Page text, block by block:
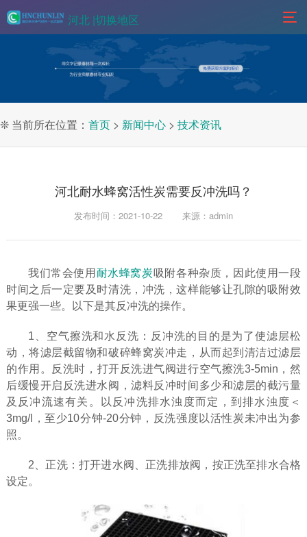
河北 |切换地区
❊ 当前所在位置： 首页 > 新闻中心 > 技术资讯
河北耐水蜂窝活性炭需要反冲洗吗？
发布时间：2021-10-22 来源：admin
我们常会使用 耐水蜂窝炭 吸附各种杂质，因此使用一段
时间之后一定要及时清洗，冲洗，这样能够让孔隙的吸附效
果更强一些。以下是其反冲洗的操作。
1、空气擦洗和水反洗：反冲洗的目的是为了使滤层松
动，将滤层截留物和破碎蜂窝炭冲走，从而起到清洁过滤层
的作用。反洗时，打开反洗进气阀进行空气擦洗3-5min，然
后缓慢开启反洗进水阀，滤料反冲时间多少和滤层的截污量
及反冲流速有关。以反冲洗排水浊度而定，到排水浊度＜
3mg/l，至少10分钟-20分钟，反洗强度以活性炭未冲出为参
照。
2、正洗：打开进水阀、正洗排放阀，按正洗至排水合格
设定。